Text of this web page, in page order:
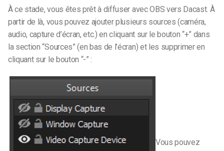
À ce stade, vous êtes prêt à diffuser avec OBS vers Dacast. À
partir de là, vous pouvez ajouter plusieurs sources (caméra,
audio, capture d’écran, etc.) en cliquant sur le bouton “+” dans
la section “Sources” (en bas de l’écran) et les supprimer en
cliquant sur le bouton “-” :
Vous pouvez